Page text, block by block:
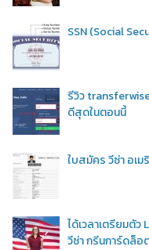
SSN (Social
รีวิว
ดีสุดในตอนนี้
ใบสมัคร วีซ่า อเ
ได้เวลาเตรียมตั
วีซ่า กรีนการ์ดล็อ